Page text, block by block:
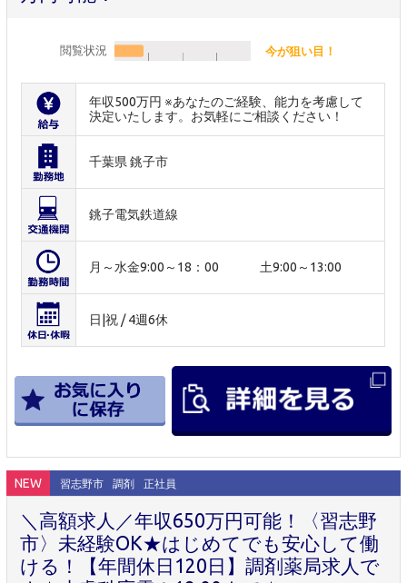
閲覧状況 今が狙い目！
年収500万円 ※あなたのご経験、能力を考慮して
決定いたします。お気軽にご相談ください！
千葉県 銚子市
銚子電気鉄道線
月～水金9:00～18：00 土9:00～13:00
日|祝 / 4週6休
NEW 習志野市 調剤 正社員
＼高額求人／年収650万円可能！〈習志野
市〉未経験OK★はじめてでも安心して働
ける！【年間休日120日】調剤薬局求人で